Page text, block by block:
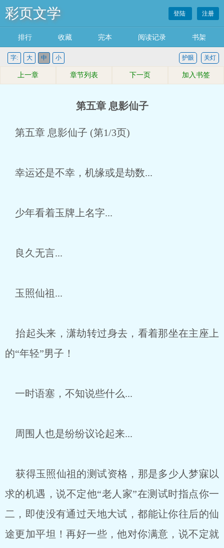
彩页文学 登陆 注册
排行 收藏 完本 阅读记录 书架
字: 大 中 小 关灯
护眼
上一章 章节列表 下一页 加入书签
第五章 息影仙子
第五章 息影仙子 (第1/3页)
幸运还是不幸，机缘或是劫数...
少年看着玉牌上名字...
良久无言...
玉照仙祖...
抬起头来，潇劫转过身去，看着那坐在主座上
的“年轻”男子！
一时语塞，不知说些什么...
周围人也是纷纷议论起来...
获得玉照仙祖的测试资格，那是多少人梦寐以
求的机遇，说不定他“老人家”在测试时指点你一
二，即使没有通过天地大试，都能让你往后的仙
途更加平坦！再好一些，他对你满意，说不定就